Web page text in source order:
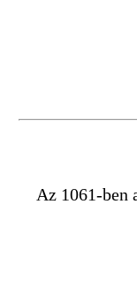
Az 1061-ben